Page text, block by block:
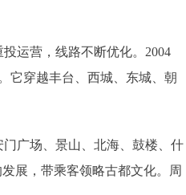
运营，线路不断优化。2004
它穿越丰台、西城、东城、朝
广场、景山、北海、鼓楼、什
展，带乘客领略古都文化。周